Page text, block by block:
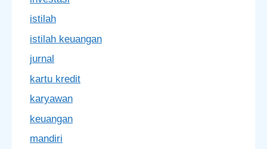
istilah
istilah keuangan
jurnal
kartu kredit
karyawan
keuangan
mandiri